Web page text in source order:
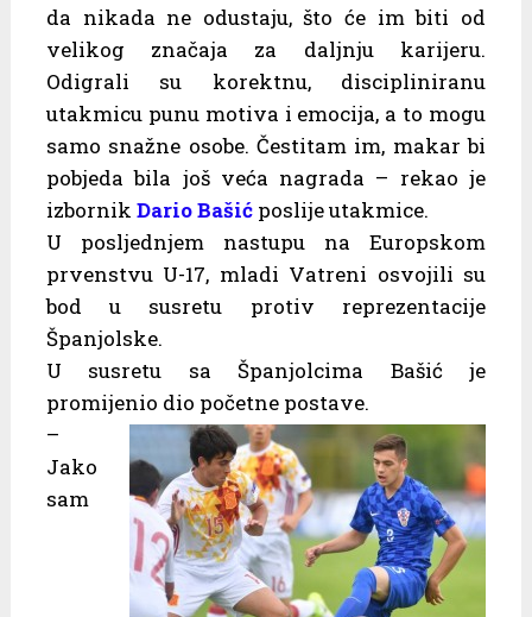
da nikada ne odustaju, što će im biti od
velikog značaja za daljnju karijeru.
Odigrali su korektnu, discipliniranu
utakmicu punu motiva i emocija, a to mogu
samo snažne osobe. Čestitam im, makar bi
pobjeda bila još veća nagrada – rekao je
izbornik Dario Bašićposlije utakmice.
U posljednjem nastupu na Europskom
prvenstvu U-17, mladi Vatreni osvojili su
bod u susretu protiv reprezentacije
Španjolske.
U susretu sa Španjolcima Bašić je
promijenio dio početne postave.
–
Jako
sam